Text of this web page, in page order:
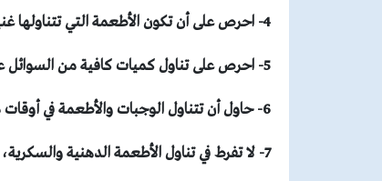
4- احرص على أن تكون الأطعمة التي تتناولها غنية بالألياف الغذائية.
5- احرص على تناول كميات كافية من السوائل على مدار اليوم.
6- حاول أن تتناول الوجبات والأطعمة في أوقات متقاربة من فترات السحور والإفطار.
7- لا تفرط في تناول الأطعمة الدهنية والسكرية، مثل الكعك والبسكويت وغيرها من مأكولات العيد.